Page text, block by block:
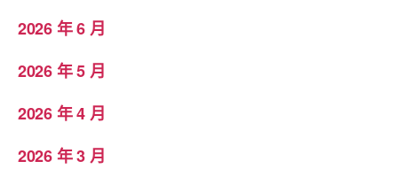
2026 年 6 月
2026 年 5 月
2026 年 4 月
2026 年 3 月